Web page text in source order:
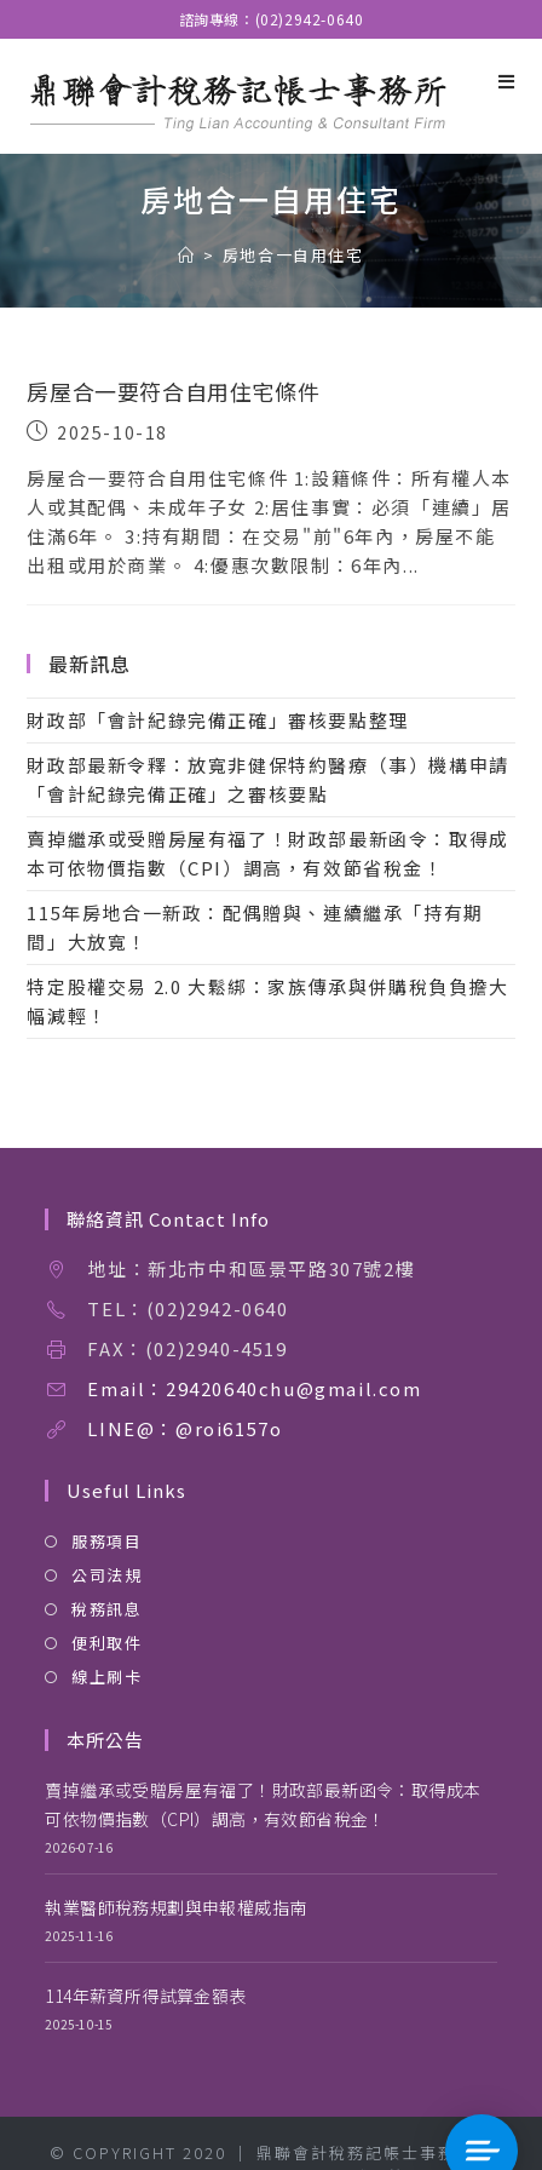
諮詢專線：(02)2942-0640
房地合一自用住宅
> 房地合一自用住宅
房屋合一要符合自用住宅條件
2025-10-18
房屋合一要符合自用住宅條件 1:設籍條件：所有權人本
人或其配偶、未成年子女 2:居住事實：必須「連續」居
住滿6年。 3:持有期間：在交易"前"6年內，房屋不能
出租或用於商業。 4:優惠次數限制：6年內...
最新訊息
財政部「會計紀錄完備正確」審核要點整理
財政部最新令釋：放寬非健保特約醫療（事）機構申請
「會計紀錄完備正確」之審核要點
賣掉繼承或受贈房屋有福了！財政部最新函令：取得成
本可依物價指數（CPI）調高，有效節省稅金！
115年房地合一新政：配偶贈與、連續繼承「持有期
間」大放寬！
特定股權交易 2.0 大鬆綁：家族傳承與併購稅負負擔大
幅減輕！
聯絡資訊 Contact Info
地址：新北市中和區景平路307號2樓
TEL：(02)2942-0640
FAX：(02)2940-4519
Email：29420640chu@gmail.com
LINE@：@roi6157o
Useful Links
服務項目
公司法規
稅務訊息
便利取件
線上刷卡
本所公告
賣掉繼承或受贈房屋有福了！財政部最新函令：取得成本
可依物價指數（CPI）調高，有效節省稅金！
2026-07-16
執業醫師稅務規劃與申報權威指南
2025-11-16
114年薪資所得試算金額表
2025-10-15
© COPYRIGHT 2020 │ 鼎聯會計稅務記帳士事務所│